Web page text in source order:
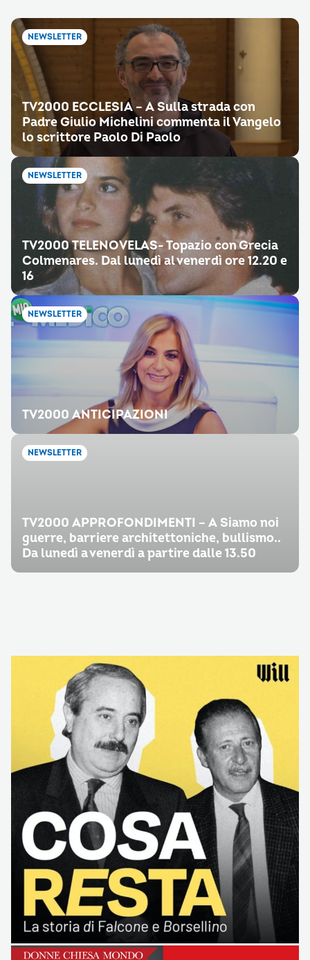
NEWSLETTER
TV2000 ECCLESIA – A Sulla strada con
Padre Giulio Michelini commenta il Vangelo
lo scrittore Paolo Di Paolo
NEWSLETTER
TV2000 TELENOVELAS- Topazio con Grecia
Colmenares. Dal lunedì al venerdì ore 12.20 e
16
NEWSLETTER
TV2000 ANTICIPAZIONI
NEWSLETTER
TV2000 APPROFONDIMENTI – A Siamo noi
guerre, barriere architettoniche, bullismo..
Da lunedì a venerdì a partire dalle 13.50